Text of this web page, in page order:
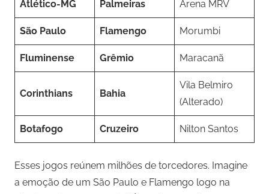
Atlético-MG Palmeiras Arena MRV
São Paulo Flamengo Morumbi
Fluminense Grêmio Maracanã
Corinthians Bahia
Vila Belmiro
(Alterado)
Botafogo Cruzeiro Nilton Santos
Esses jogos reúnem milhões de torcedores. Imagine
a emoção de um São Paulo e Flamengo logo na